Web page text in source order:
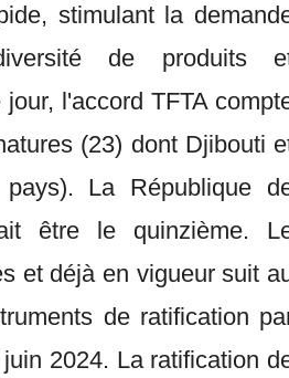
stimulant la
de produits
l'accord TFTA
(23) dont Djibouti
La République
être le quinzième.
et déjà en vigueur suit
de ratification
juin 2024. La ratification